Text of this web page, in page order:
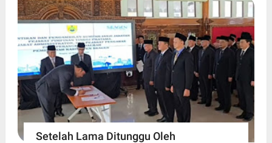
Setelah Lama Ditunggu Oleh